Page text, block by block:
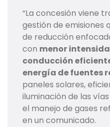
“La concesión viene
gestión de emisiones
de reducción
con menor
conducción
energía de fuentes
paneles solares,
iluminación de las
el manejo de gases
en un comunicado.